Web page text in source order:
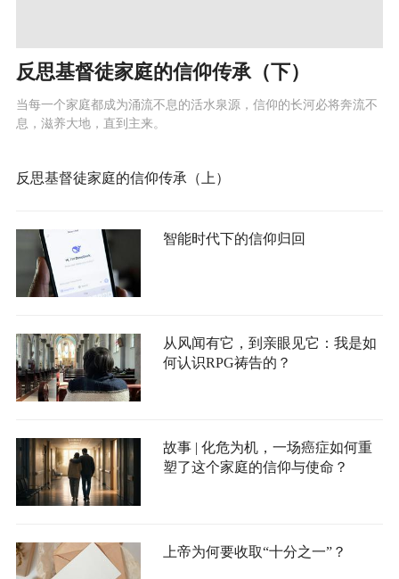
反思基督徒家庭的信仰传承（下）
当每一个家庭都成为涌流不息的活水泉源，信仰的长河必将奔流不
息，滋养大地，直到主来。
反思基督徒家庭的信仰传承（上）
智能时代下的信仰归回
从风闻有它，到亲眼见它：我是如
何认识RPG祷告的？
故事 | 化危为机，一场癌症如何重
塑了这个家庭的信仰与使命？
上帝为何要收取“十分之一”？